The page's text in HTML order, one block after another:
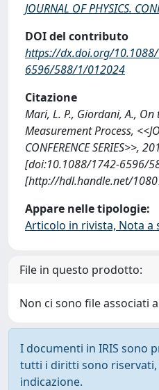
JOURNAL OF PHYSICS.
DOI del contributo
https://dx.doi.org/
6596/588/1/012024
Citazione
Mari, L. P., Giordani, A.,
Measurement Process,
CONFERENCE SERIES>>,
[doi:10.1088/1742-6596/
[http://hdl.handle.net/
Appare nelle tipologie:
Articolo in rivista, Nota a
File in questo prodotto:
Non ci sono file associati
I documenti in IRIS sono
tutti i diritti sono riservati,
indicazione.